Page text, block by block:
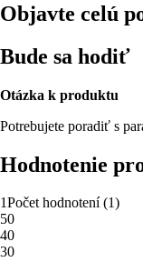
Objavte celú
Bude sa hodiť
Otázka k produktu
Potrebujete poradiť s
Hodnotenie
1Počet hodnotení (1)
50
40
30